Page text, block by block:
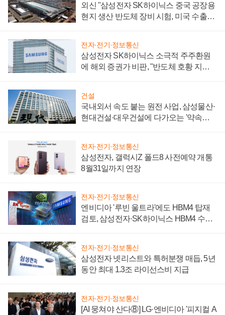
외신 "삼성전자 SK하이닉스 중국 공장용
현지 생산 반도체 장비 시험, 미국 수출통
전자·전기·정보통신
삼성전자 SK하이닉스 소극적 주주환원
에 해외 증권가 비판, "반도체 호황 지속
건설
국내외서 속도 붙는 원전 사업, 삼성물산·
현대건설·대우건설에 다가오는 '약속의
전자·전기·정보통신
삼성전자, 갤럭시Z 폴드8 사전예약 개통
8월31일까지 연장
전자·전기·정보통신
엔비디아 '루빈 울트라'에도 HBM4 탑재
검토, 삼성전자·SK하이닉스 HBM4 수율
전자·전기·정보통신
삼성전자 넷리스트와 특허분쟁 매듭, 5년
동안 최대 1.3조 라이선스비 지급
전자·전기·정보통신
[AI 뭉쳐야 산다⑧] LG·엔비디아 '피지컬 A